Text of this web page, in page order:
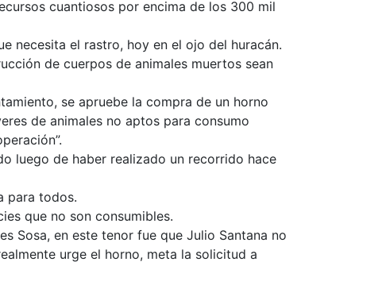
cuantiosos por encima de los 300 mil
necesita el rastro, hoy en el ojo del huracán.
de cuerpos de animales muertos sean
se apruebe la compra de un horno
de animales no aptos para consumo
luego de haber realizado un recorrido hace
para todos.
que no son consumibles.
Sosa, en este tenor fue que Julio Santana no
urge el horno, meta la solicitud a